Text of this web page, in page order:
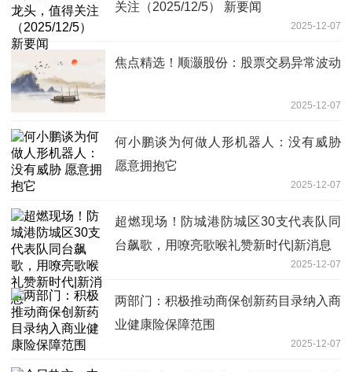
关注（2025/12/5） 新要闻
2025-12-07
焦点精选！顺灏股份：股票交易异常波动
2025-12-07
何小鹏谈为何做人形机器人：没有威胁
愿意拥抱它
2025-12-07
超燃现场！防城港防城区30支代表队同
台飙歌，用嘹亮歌喉礼赞新时代|新消息
2025-12-07
两部门：积极推动商保创新药目录纳入商
业健康险保障范围
2025-12-07